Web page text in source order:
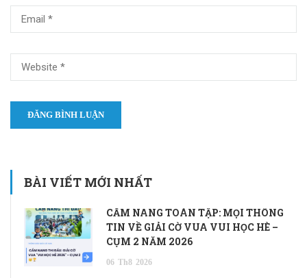
BÀI VIẾT MỚI NHẤT
CẨM NANG TOÀN TẬP: MỌI THÔNG
TIN VỀ GIẢI CỜ VUA VUI HỌC HÈ –
CỤM 2 NĂM 2026
06 Th8 2026